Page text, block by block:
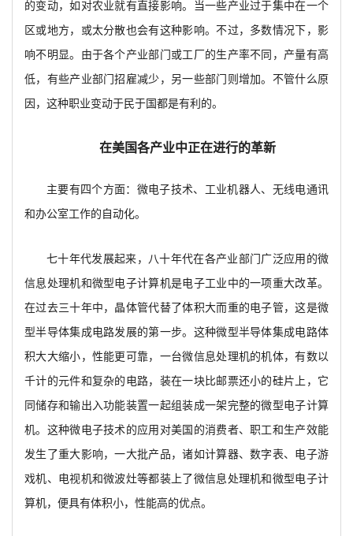
的变动，如对农业就有直接影响。当一些产业过于集中在一个
区或地方，或太分散也会有这种影响。不过，多数情况下，影
响不明显。由于各个产业部门或工厂的生产率不同，产量有高
低，有些产业部门招雇减少，另一些部门则增加。不管什么原
因，这种职业变动于民于国都是有利的。
在美国各产业中正在进行的革新
主要有四个方面：微电子技术、工业机器人、无线电通讯
和办公室工作的自动化。
七十年代发展起来，八十年代在各产业部门广泛应用的微
信息处理机和微型电子计算机是电子工业中的一项重大改革。
在过去三十年中，晶体管代替了体积大而重的电子管，这是微
型半导体集成电路发展的第一步。这种微型半导体集成电路体
积大大缩小，性能更可靠，一台微信息处理机的机体，有数以
千计的元件和复杂的电路，装在一块比邮票还小的硅片上，它
同储存和输出入功能装置一起组装成一架完整的微型电子计算
机。这种微电子技术的应用对美国的消费者、职工和生产效能
发生了重大影响，一大批产品，诸如计算器、数字表、电子游
戏机、电视机和微波灶等都装上了微信息处理机和微型电子计
算机，便具有体积小，性能高的优点。